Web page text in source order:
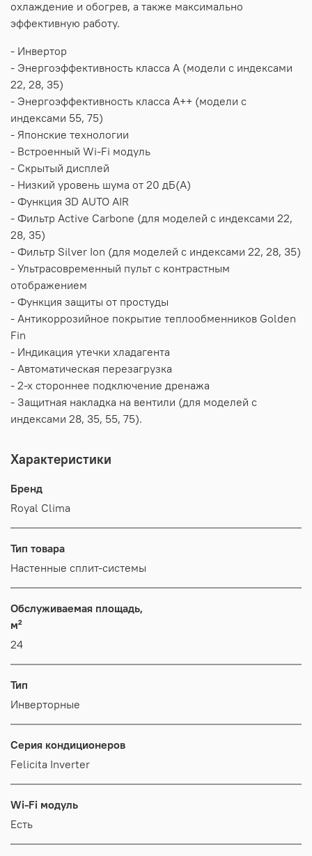
охлаждение и обогрев, а также максимально
эффективную работу.
- Инвертор
- Энергоэффективность класса А (модели с индексами
22, 28, 35)
- Энергоэффективность класса А++ (модели с
индексами 55, 75)
- Японские технологии
- Встроенный Wi-Fi модуль
- Скрытый дисплей
- Низкий уровень шума от 20 дБ(А)
- Функция 3D AUTO AIR
- Фильтр Active Carbone (для моделей с индексами 22,
28, 35)
- Фильтр Silver Ion (для моделей с индексами 22, 28, 35)
- Ультрасовременный пульт с контрастным
отображением
- Функция защиты от простуды
- Антикоррозийное покрытие теплообменников Golden
Fin
- Индикация утечки хладагента
- Автоматическая перезагрузка
- 2-х стороннее подключение дренажа
- Защитная накладка на вентили (для моделей с
индексами 28, 35, 55, 75).
Характеристики
Бренд
Royal Clima
Тип товара
Настенные сплит-системы
Обслуживаемая площадь,
м²
24
Тип
Инверторные
Серия кондиционеров
Felicita Inverter
Wi-Fi модуль
Есть